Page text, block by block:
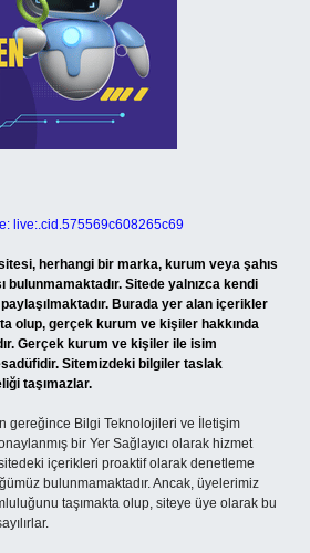
live:.cid.575569c608265c69
herhangi bir marka, kurum veya şahıs
bulunmamaktadır. Sitede yalnızca kendi
paylaşılmaktadır. Burada yer alan içerikler
olup, gerçek kurum ve kişiler hakkında
Gerçek kurum ve kişiler ile isim
Sitemizdeki bilgiler taslak
taşımazlar.
gereğince Bilgi Teknolojileri ve İletişim
bir Yer Sağlayıcı olarak hizmet
içerikleri proaktif olarak denetleme
bulunmamaktadır. Ancak, üyelerimiz
taşımakta olup, siteye üye olarak bu